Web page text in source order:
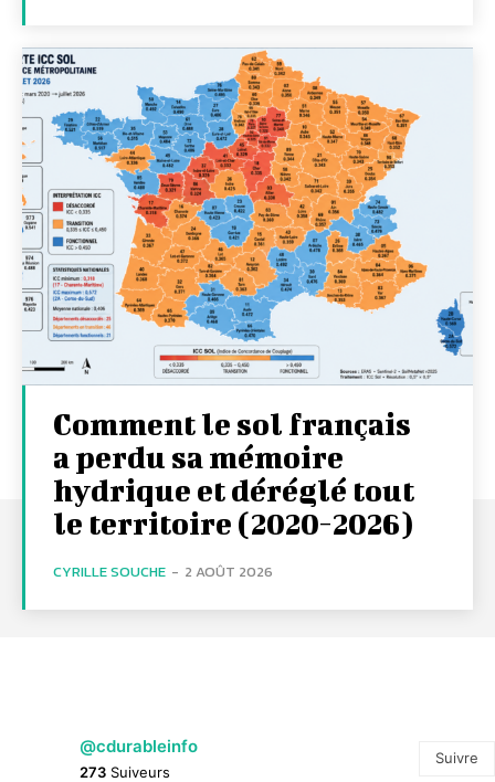
Comment le sol français
a perdu sa mémoire
hydrique et déréglé tout
le territoire (2020-2026)
CYRILLE SOUCHE - 2 AOÛT 2026
@cdurableinfo
273 Suiveurs
Suivre